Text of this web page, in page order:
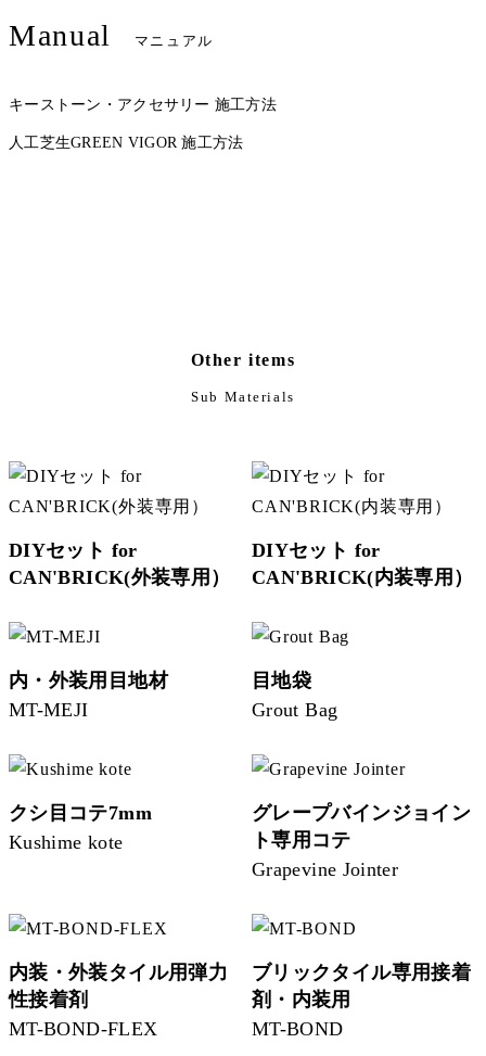
Manual マニュアル
キーストーン・アクセサリー 施工方法
人工芝生GREEN VIGOR 施工方法
Other items
Sub Materials
DIYセット for
CAN'BRICK(外装専用）
DIYセット for
CAN'BRICK(内装専用）
内・外装用目地材
MT-MEJI
目地袋
Grout Bag
クシ目コテ7mm
Kushime kote
グレープバインジョイン
ト専用コテ
Grapevine Jointer
内装・外装タイル用弾力
性接着剤
MT-BOND-FLEX
ブリックタイル専用接着
剤・内装用
MT-BOND